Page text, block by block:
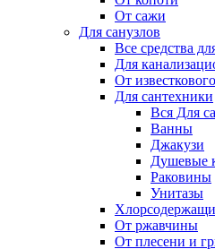
От сажи
Для санузлов
Все средства
Для
От
Для сантехники
Вся Для
Ванны
Джакузи
Душевые
Раковины
Унитазы
От ржавчины
От плесени и